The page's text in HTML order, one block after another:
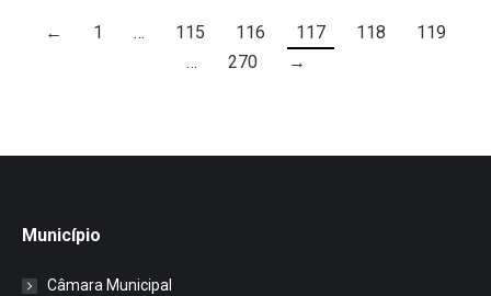
← 1 … 115 116 117 118
119
…
270 →
Município
Câmara Municipal